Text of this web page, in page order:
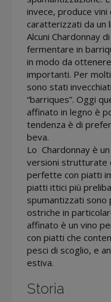
invece, produce
caratterizzati da un
Alcuni Chardonnay
fermentare in
in modo da
importanti. Per
sono stati
“barriques”. Oggi
affinato in legno è
tendenza è di
beva.
Lo Chardonnay è
versioni strutturate
perfette con piatti
piatti ittici più
spumantizzati sono
ostriche in
affinato è un vino
con piatti che
pesci di scoglio, e
estiva.
Storia